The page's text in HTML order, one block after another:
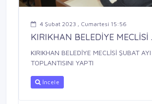
4 Şubat 2023 , Cumartesi 15:56
KIRIKHAN BELEDİYE MECLİSİ
KIRIKHAN BELEDİYE MECLİSİ ŞUBAT
TOPLANTISINI YAPTI
İncele